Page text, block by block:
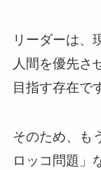
リーダーは、
人間を優先さ
目指す存在で
そのため、も
ロッコ問題」